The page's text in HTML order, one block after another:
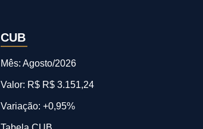
CUB
Mês: Agosto/2026
Valor: R$ R$ 3.151,24
Variação: +0,95%